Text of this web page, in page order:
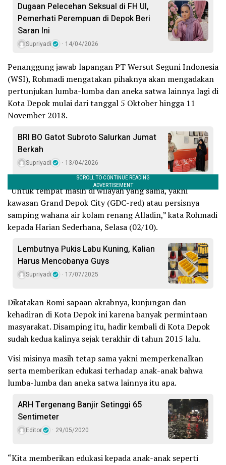
Dugaan Pelecehan Seksual di FH UI,
Pemerhati Perempuan di Depok Beri
Saran Ini
Supriyadi 14/04/2026
Penanggung jawab lapangan PT Wersut Seguni Indonesia
(WSI), Rohmadi mengatakan pihaknya akan mengadakan
pertunjukan lumba-lumba dan aneka satwa lainnya lagi di
Kota Depok mulai dari tanggal 5 Oktober hingga 11
November 2018.
BRI BO Gatot Subroto Salurkan Jumat
Berkah
Supriyadi 13/04/2026
“Untuk tempat masih di wilayah yang sama, yakni
kawasan Grand Depok City (GDC-red) atau persisnya
samping wahana air kolam renang Alladin,” kata Rohmadi
kepada Harian Sederhana, Selasa (02/10).
Lembutnya Pukis Labu Kuning, Kalian
Harus Mencobanya Guys
Supriyadi 17/07/2025
Dikatakan Romi sapaan akrabnya, kunjungan dan
kehadiran di Kota Depok ini karena banyak permintaan
masyarakat. Disamping itu, hadir kembali di Kota Depok
sudah kedua kalinya sejak terakhir di tahun 2015 lalu.
Visi misinya masih tetap sama yakni memperkenalkan
serta memberikan edukasi terhadap anak-anak bahwa
lumba-lumba dan aneka satwa lainnya itu apa.
ARH Tergenang Banjir Setinggi 65
Sentimeter
Editor 29/05/2020
“Kita memberikan edukasi kepada anak-anak seperti